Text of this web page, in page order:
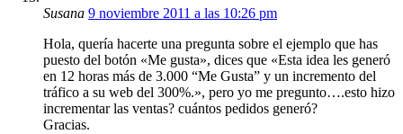
Susana 9 noviembre 2011 a las 10:26 pm
Hola, quería hacerte una pregunta sobre el ejemplo que has
puesto del botón «Me gusta», dices que «Esta idea les generó
en 12 horas más de 3.000 “Me Gusta” y un incremento del
tráfico a su web del 300%.», pero yo me pregunto….esto hizo
incrementar las ventas? cuántos pedidos generó?
Gracias.